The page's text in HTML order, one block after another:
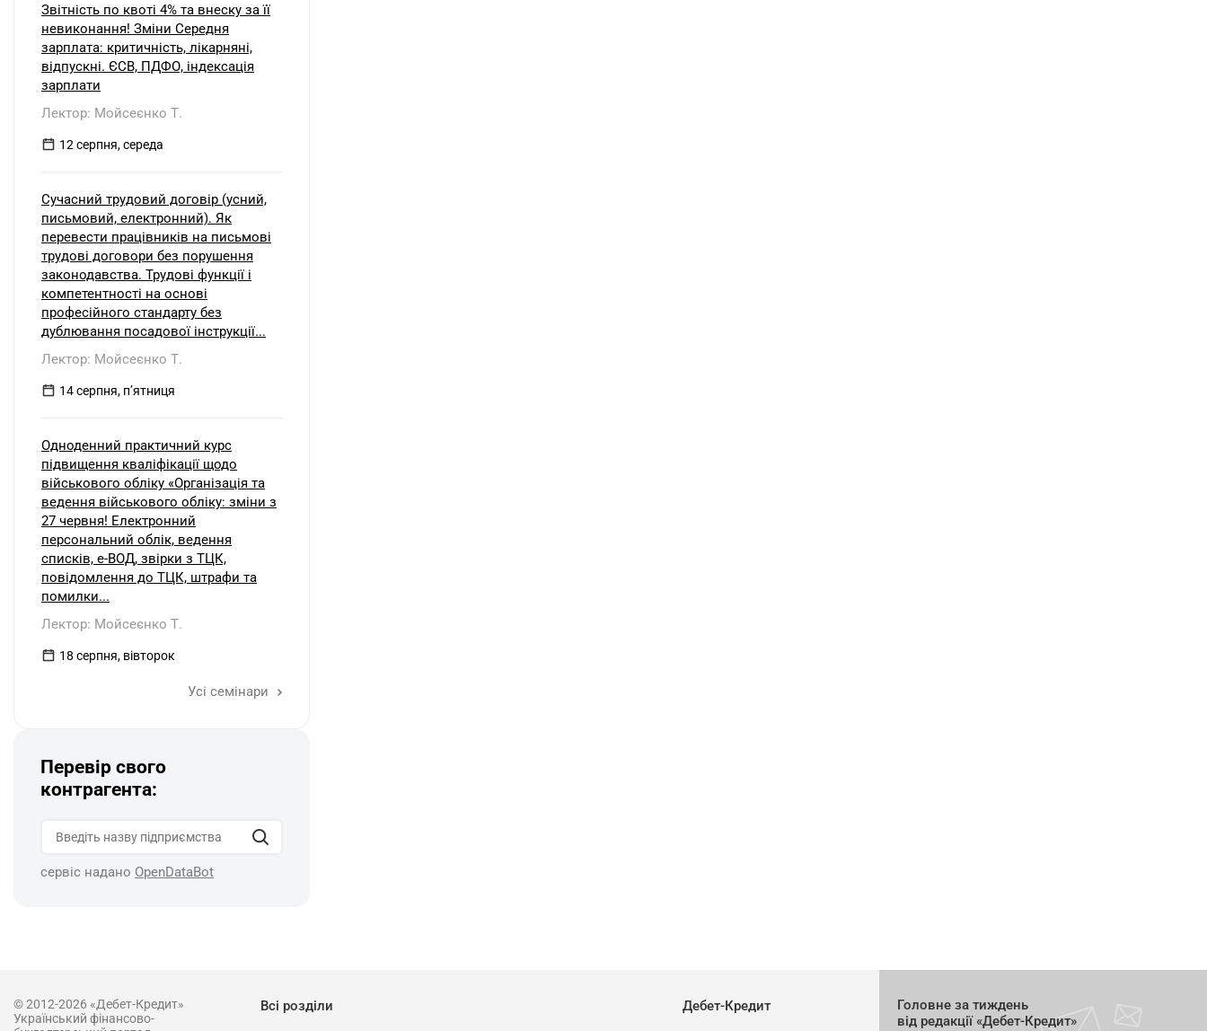
Звітність по квоті 4% та внеску за її
невиконання! Зміни Середня
зарплата: критичність, лікарняні,
відпускні. ЄСВ, ПДФО, індексація
зарплати
Лектор: Мойсеєнко Т.
12 серпня, середа
Сучасний трудовий договір (усний,
письмовий, електронний). Як
перевести працівників на письмові
трудові договори без порушення
законодавства. Трудові функції і
компетентності на основі
професійного стандарту без
дублювання посадової інструкції...
Лектор: Мойсеєнко Т.
14 серпня, пʼятниця
Одноденний практичний курс
підвищення кваліфікації щодо
військового обліку «Організація та
ведення військового обліку: зміни з
27 червня! Електронний
персональний облік, ведення
списків, е-ВОД, звірки з ТЦК,
повідомлення до ТЦК, штрафи та
помилки...
Лектор: Мойсеєнко Т.
18 серпня, вівторок
Усі семінари
Перевір свого
контрагента:
сервіс надано OpenDataBot
© 2012-2026 «Дебет-Кредит»
Український фінансово-
Всі розділи Дебет-Кредит
Головне за тиждень
від редакції «Дебет-Кредит»